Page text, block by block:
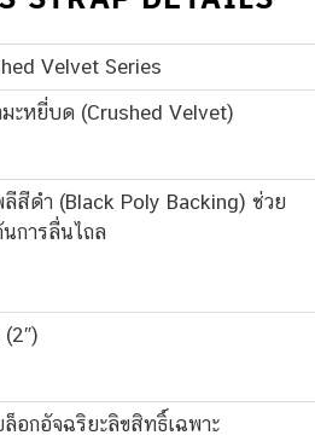
Velvet Series
มะหยี่บด (Crushed Velvet)
ลีสีดำ (Black Poly Backing) ช่วย
การลื่นไถล
อกอัจฉริยะลิขสิทธิ์เฉพาะ